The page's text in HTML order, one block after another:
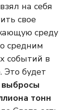
на себя
свое
среду
средним
событий в
Это будет
выбросы
тонн